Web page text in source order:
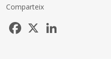
Comparteix
Facebook